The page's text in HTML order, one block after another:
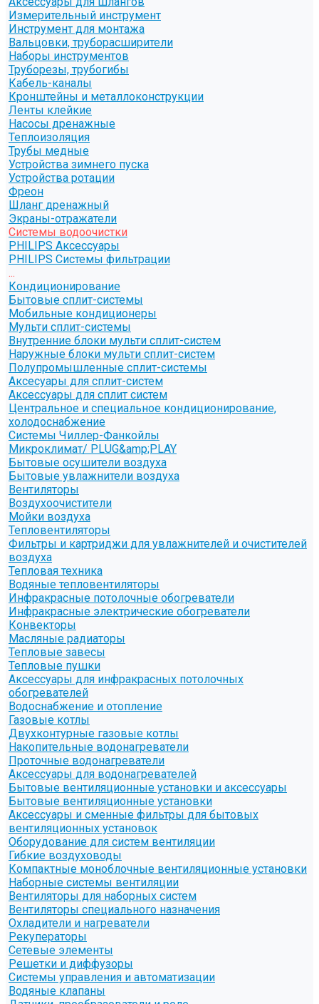
Измерительный инструмент
Инструмент для монтажа
Вальцовки, труборасширители
Наборы инструментов
Труборезы, трубогибы
Кабель-каналы
Кронштейны и металлоконструкции
Ленты клейкие
Насосы дренажные
Теплоизоляция
Трубы медные
Устройства зимнего пуска
Устройства ротации
Фреон
Шланг дренажный
Экраны-отражатели
Системы водоочистки
PHILIPS Аксессуары
PHILIPS Системы фильтрации
...
Кондиционирование
Бытовые сплит-системы
Мобильные кондиционеры
Мульти сплит-системы
Внутренние блоки мульти сплит-систем
Наружные блоки мульти сплит-систем
Полупромышленные сплит-системы
Аксесуары для сплит-систем
Аксессуары для сплит систем
Центральное и специальное кондиционирование,
холодоснабжение
Системы Чиллер-Фанкойлы
Микроклимат/ PLUG&amp;PLAY
Бытовые осушители воздуха
Бытовые увлажнители воздуха
Вентиляторы
Воздухоочистители
Мойки воздуха
Тепловентиляторы
Фильтры и картриджи для увлажнителей и очистителей
воздуха
Тепловая техника
Водяные тепловентиляторы
Инфракрасные потолочные обогреватели
Инфракрасные электрические обогреватели
Конвекторы
Масляные радиаторы
Тепловые завесы
Тепловые пушки
Аксессуары для инфракрасных потолочных
обогревателей
Водоснабжение и отопление
Газовые котлы
Двухконтурные газовые котлы
Накопительные водонагреватели
Проточные водонагреватели
Аксессуары для водонагревателей
Бытовые вентиляционные установки и аксессуары
Бытовые вентиляционные установки
Аксессуары и сменные фильтры для бытовых
вентиляционных установок
Оборудование для систем вентиляции
Гибкие воздуховоды
Компактные моноблочные вентиляционные установки
Наборные системы вентиляции
Вентиляторы для наборных систем
Вентиляторы специального назначения
Охладители и нагреватели
Рекуператоры
Сетевые элементы
Решетки и диффузоры
Системы управления и автоматизации
Водяные клапаны